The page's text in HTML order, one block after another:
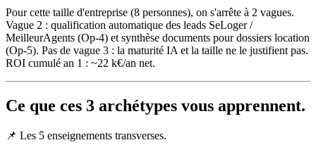
Pour cette taille d'entreprise (8 personnes), on s'arrête à 2 vagues.
Vague 2 : qualification automatique des leads SeLoger /
MeilleurAgents (Op-4) et synthèse documents pour dossiers location
(Op-5). Pas de vague 3 : la maturité IA et la taille ne le justifient pas.
ROI cumulé an 1 : ~22 k€/an net.
Ce que ces 3 archétypes vous apprennent.
📌 Les 5 enseignements transverses.